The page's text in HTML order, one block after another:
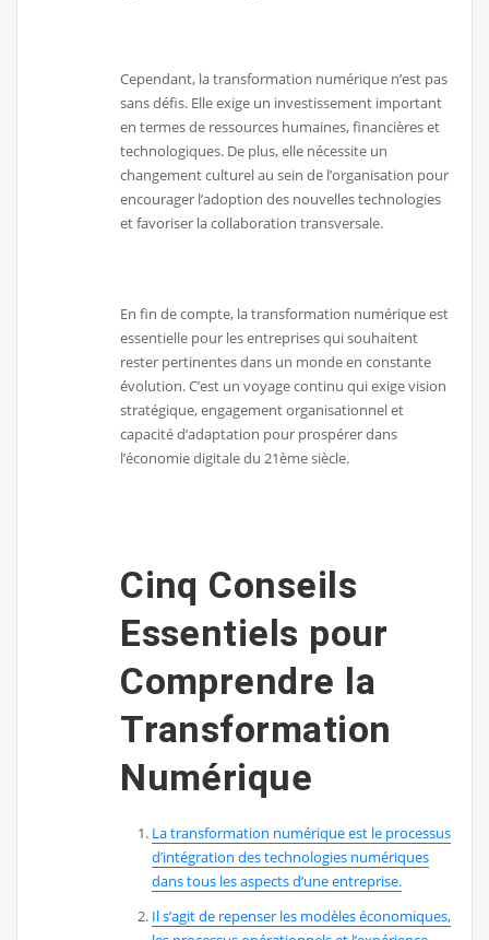
Cependant, la transformation numérique n’est pas
sans défis. Elle exige un investissement important
en termes de ressources humaines, financières et
technologiques. De plus, elle nécessite un
changement culturel au sein de l’organisation pour
encourager l’adoption des nouvelles technologies
et favoriser la collaboration transversale.
En fin de compte, la transformation numérique est
essentielle pour les entreprises qui souhaitent
rester pertinentes dans un monde en constante
évolution. C’est un voyage continu qui exige vision
stratégique, engagement organisationnel et
capacité d’adaptation pour prospérer dans
l’économie digitale du 21ème siècle.
Cinq Conseils
Essentiels pour
Comprendre la
Transformation
Numérique
La transformation numérique est le processus
d’intégration des technologies numériques
dans tous les aspects d’une entreprise.
Il s’agit de repenser les modèles économiques,